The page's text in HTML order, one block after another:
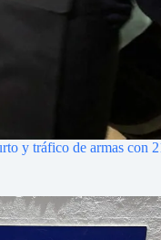
y tráfico de armas con